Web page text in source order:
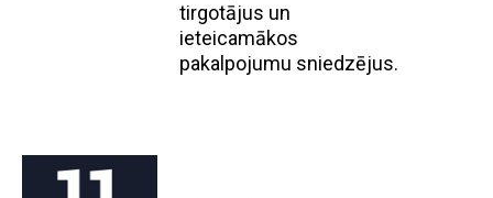
tirgotājus un
ieteicamākos
pakalpojumu sniedzējus.